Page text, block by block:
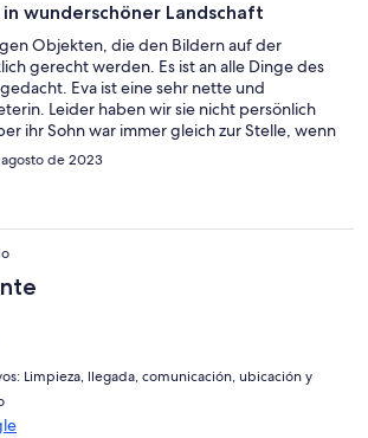
wunderschöner Landschaft
Objekten, die den Bildern auf der
gerecht werden. Es ist an alle Dinge des
Eva ist eine sehr nette und
Leider haben wir sie nicht persönlich
ihr Sohn war immer gleich zur Stelle, wenn
hat sich sehr nett um uns gekümmert. Die
ideal für Ruhesuchende, die gerne mal
es gibt auch einiges zu sehen und zu
de 2023
Limpieza, llegada, comunicación, ubicación y